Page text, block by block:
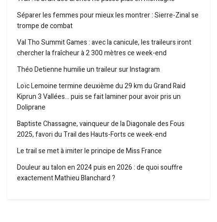
Séparer les femmes pour mieux les montrer : Sierre-Zinal se
trompe de combat
Val Tho Summit Games : avec la canicule, les traileurs iront
chercher la fraîcheur à 2 300 mètres ce week-end
Théo Detienne humilie un traileur sur Instagram
Loïc Lemoine termine deuxième du 29 km du Grand Raid
Kiprun 3 Vallées… puis se fait laminer pour avoir pris un
Doliprane
Baptiste Chassagne, vainqueur de la Diagonale des Fous
2025, favori du Trail des Hauts-Forts ce week-end
Le trail se met à imiter le principe de Miss France
Douleur au talon en 2024 puis en 2026 : de quoi souffre
exactement Mathieu Blanchard ?